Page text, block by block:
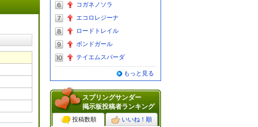
コガネノソラ
エコロレジーナ
ロードトレイル
ボンドガール
テイエムスパーダ
もっと見る
スプリングサンダー
掲示板投稿者ランキング
投稿数順 いいね！順